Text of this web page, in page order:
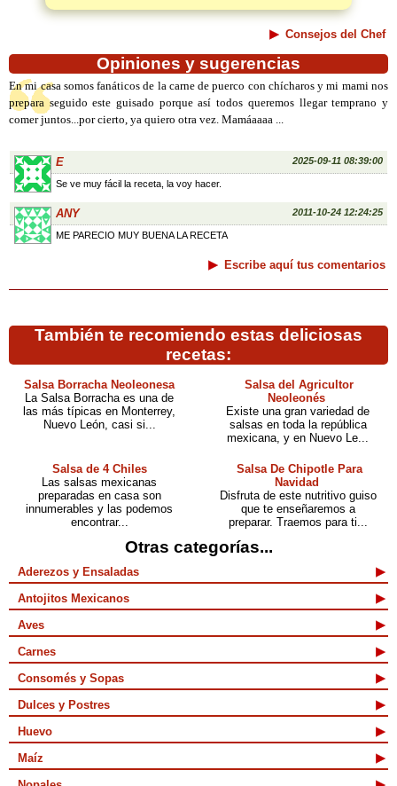
Consejos del Chef
Opiniones y sugerencias
En mi casa somos fanáticos de la carne de puerco con chícharos y mi mami nos
prepara seguido este guisado porque así todos queremos llegar temprano y
comer juntos...por cierto, ya quiero otra vez. Mamáaaaa ...
E 2025-09-11 08:39:00
Se ve muy fácil la receta, la voy hacer.
ANY 2011-10-24 12:24:25
ME PARECIO MUY BUENA LA RECETA
Escribe aquí tus comentarios
También te recomiendo estas deliciosas
recetas:
Salsa Borracha Neoleonesa
La Salsa Borracha es una de
las más típicas en Monterrey,
Nuevo León, casi si...
Salsa del Agricultor
Neoleonés
Existe una gran variedad de
salsas en toda la república
mexicana, y en Nuevo Le...
Salsa de 4 Chiles
Las salsas mexicanas
preparadas en casa son
innumerables y las podemos
encontrar...
Salsa De Chipotle Para
Navidad
Disfruta de este nutritivo guiso
que te enseñaremos a
preparar. Traemos para ti...
Otras categorías...
Aderezos y Ensaladas
Antojitos Mexicanos
Aves
Carnes
Consomés y Sopas
Dulces y Postres
Huevo
Maíz